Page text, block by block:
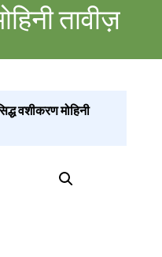
तावीज़
वशीकरण मोहिनी